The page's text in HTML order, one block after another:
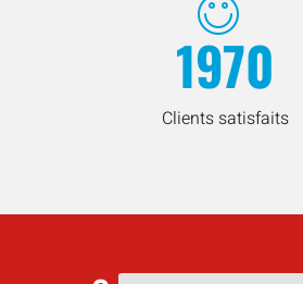
1970
Clients satisfaits